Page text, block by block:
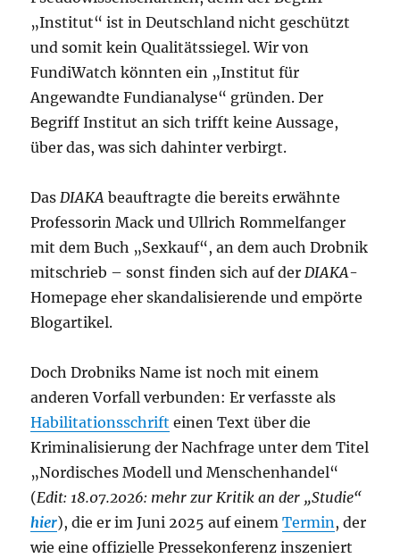
„Institut“ ist in Deutschland nicht geschützt
und somit kein Qualitätssiegel. Wir von
FundiWatch könnten ein „Institut für
Angewandte Fundianalyse“ gründen. Der
Begriff Institut an sich trifft keine Aussage,
über das, was sich dahinter verbirgt.
DasDIAKA beauftragte die bereits erwähnte
Professorin Mack und Ullrich Rommelfanger
mit dem Buch „Sexkauf“, an dem auch Drobnik
mitschrieb – sonst finden sich auf derDIAKA-
Homepage eher skandalisierende und empörte
Blogartikel.
Doch Drobniks Name ist noch mit einem
anderen Vorfall verbunden: Er verfasste als
Habilitationsschrift einen Text über die
Kriminalisierung der Nachfrage unter dem Titel
„Nordisches Modell und Menschenhandel“
(Edit: 18.07.2026: mehr zur Kritik an der „Studie“
hier), die er im Juni 2025 auf einemTermin, der
wie eine offizielle Pressekonferenz inszeniert